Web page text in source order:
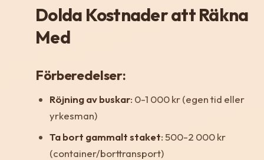
Dolda Kostnader att Räkna
Med
Förberedelser:
Röjning av buskar: 0-1 000 kr (egen tid eller
yrkesman)
Ta bort gammalt staket: 500-2 000 kr
(container/borttransport)